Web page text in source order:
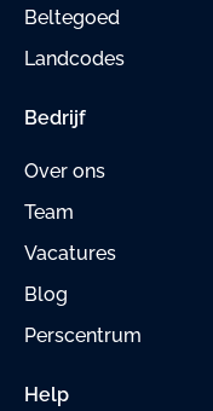
Beltegoed
Landcodes
Bedrijf
Over ons
Team
Vacatures
Blog
Perscentrum
Help